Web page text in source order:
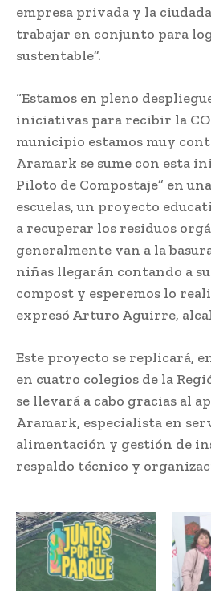
empresa privada y la
trabajar en conjunto para
sustentable”.
“Estamos en pleno
iniciativas para recibir la
municipio estamos muy
Aramark se sume con esta
Piloto de Compostaje” en
escuelas, un proyecto
a recuperar los residuos
generalmente van a la
niñas llegarán contando a
compost y esperemos lo
expresó Arturo Aguirre,
Este proyecto se replicará,
en cuatro colegios de la
se llevará a cabo gracias al
Aramark, especialista en
alimentación y gestión de
respaldo técnico y